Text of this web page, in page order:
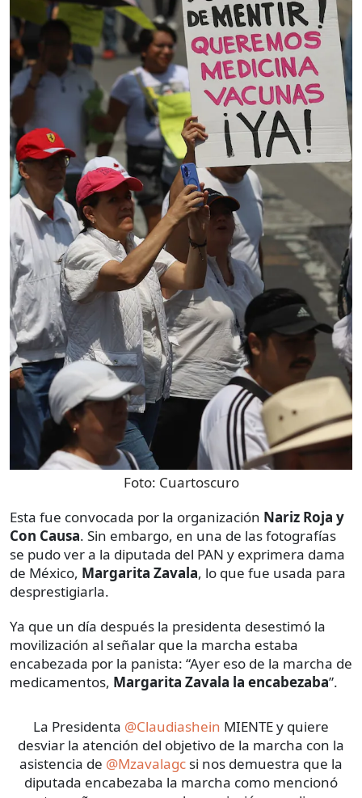
Foto: Cuartoscuro
Esta fue convocada por la organización Nariz Roja y
Con Causa. Sin embargo, en una de las fotografías
se pudo ver a la diputada del PAN y exprimera dama
de México, Margarita Zavala, lo que fue usada para
desprestigiarla.
Ya que un día después la presidenta desestimó la
movilización al señalar que la marcha estaba
encabezada por la panista: “Ayer eso de la marcha de
medicamentos, Margarita Zavala la encabezaba”.
La Presidenta @Claudiashein MIENTE y quiere
desviar la atención del objetivo de la marcha con la
asistencia de @Mzavalagc si nos demuestra que la
diputada encabezaba la marcha como mencionó